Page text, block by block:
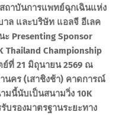
ถาบันการแพทย์ฉุกเฉินแห่ง
ล และบริษัท แอลจี อีเลค
Presenting Sponsor
Thailand Championship
ย์ที่ 21 มิถุนายน 2569 ณ
นคร (เสาชิงช้า) คาดการณ์
มนี้นับเป็นสนามวิ่ง 10K
บรองมาตรฐานระยะทาง